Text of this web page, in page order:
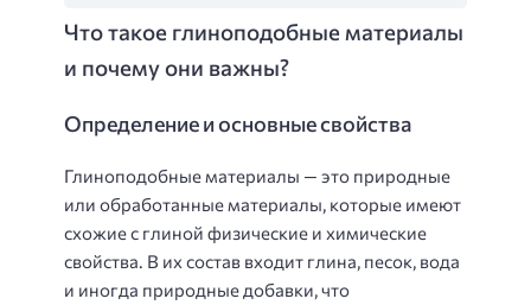
Что такое глиноподобные материалы
и почему они важны?
Определение и основные свойства
Глиноподобные материалы — это природные
или обработанные материалы, которые имеют
схожие с глиной физические и химические
свойства. В их состав входит глина, песок, вода
и иногда природные добавки, что